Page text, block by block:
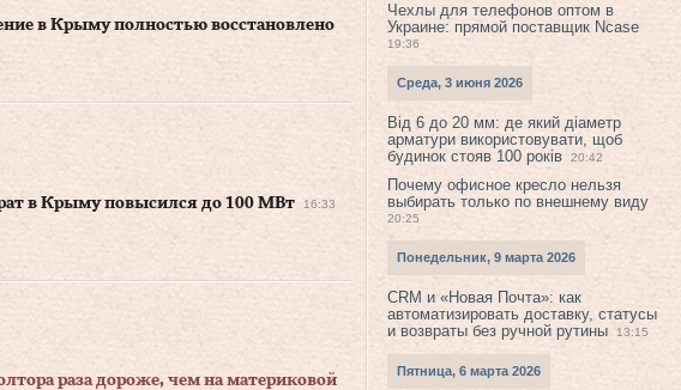
в Крыму полностью восстановлено
в Крыму повысился до 100 МВт
16:33
раза дороже, чем на материковой
Чехлы для телефонов оптом в
Украине: прямой поставщик Ncase
19:36
Среда, 3 июня 2026
Від 6 до 20 мм: де який діаметр
арматури використовувати, щоб
будинок стояв 100 років
20:42
Почему офисное кресло нельзя
выбирать только по внешнему виду
20:25
Понедельник, 9 марта 2026
CRM и «Новая Почта»: как
автоматизировать доставку, статусы
и возвраты без ручной рутины
13:15
Пятница, 6 марта 2026